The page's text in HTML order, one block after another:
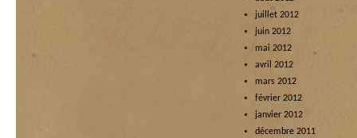
juillet 2012
juin 2012
mai 2012
avril 2012
mars 2012
février 2012
janvier 2012
décembre 2011